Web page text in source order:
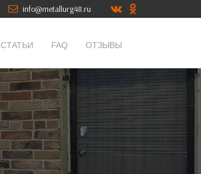
info@metallurg48.ru
СТАТЬИ FAQ ОТЗЫВЫ